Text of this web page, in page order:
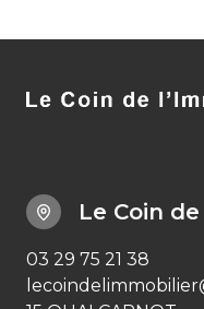
Le Coin
03 29 75 21 38